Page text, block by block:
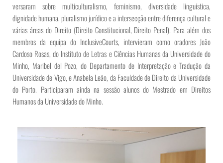
versaram sobre multiculturalismo, feminismo, diversidade linguística,
dignidade humana, pluralismo jurídico e a intersecção entre diferença cultural e
várias áreas do Direito (Direito Constitucional, Direito Penal). Para além dos
membros da equipa do InclusiveCourts, intervieram como oradores João
Cardoso Rosas, do Instituto de Letras e Ciências Humanas da Universidade do
Minho, Maribel del Pozo, do Departamento de Interpretação e Tradução da
Universidade de Vigo, e Anabela Leão, da Faculdade de Direito da Universidade
do Porto. Participaram ainda na sessão alunos do Mestrado em Direitos
Humanos da Universidade do Minho.